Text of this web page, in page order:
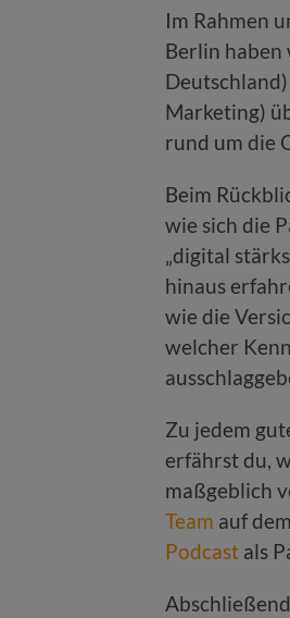
Im Rahmen
Berlin haben
Marketing)
rund um die
Beim
wie sich die
„digital
hinaus
wie die
welcher
Zu jedem
erfährst du,
maßgeblich
Team auf
Podcast als